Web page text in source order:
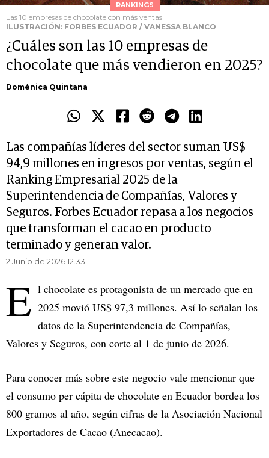
RANKINGS
Las 10 empresas de chocolate con más ventas
ILUSTRACIÓN: FORBES ECUADOR / VANESSA BLANCO
¿Cuáles son las 10 empresas de
chocolate que más vendieron en 2025?
Doménica Quintana
Las compañías líderes del sector suman US$
94,9 millones en ingresos por ventas, según el
Ranking Empresarial 2025 de la
Superintendencia de Compañías, Valores y
Seguros. Forbes Ecuador repasa a los negocios
que transforman el cacao en producto
terminado y generan valor.
2 Junio de 2026 12.33
E l chocolate es protagonista de un mercado que en
2025 movió US$ 97,3 millones. Así lo señalan los
datos de la Superintendencia de Compañías,
Valores y Seguros, con corte al 1 de junio de 2026.
Para conocer más sobre este negocio vale mencionar que
el consumo per cápita de chocolate en Ecuador bordea los
800 gramos al año, según cifras de la Asociación Nacional
Exportadores de Cacao (Anecacao).